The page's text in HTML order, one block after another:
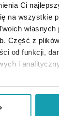
Ci
na wszystkie
Część z
od funkcji,
i
funkcje, z
w